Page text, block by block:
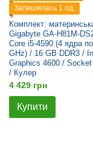
Залишилась 1 од.
Комплект:
Gigabyte GA-H81M-
Core i5-4590 (4 ядра
GHz) / 16 GB DDR3 /
Graphics 4600 / Socket
/ Кулер
4 429 грн
Купити